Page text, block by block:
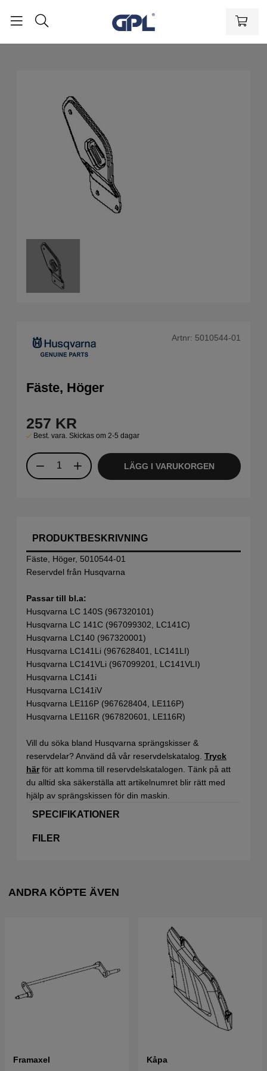
Artnr: 5010544-01
Fäste, Höger
257 KR
Best. vara. Skickas om 2-5 dagar
LÄGG I VARUKORGEN
PRODUKTBESKRIVNING
Fäste, Höger, 5010544-01
Reservdel från Husqvarna
Passar till bl.a:
Husqvarna LC 140S (967320101)
Husqvarna LC 141C (967099302, LC141C)
Husqvarna LC140 (967320001)
Husqvarna LC141Li (967628401, LC141LI)
Husqvarna LC141VLi (967099201, LC141VLI)
Husqvarna LC141i
Husqvarna LC141iV
Husqvarna LE116P (967628404, LE116P)
Husqvarna LE116R (967820601, LE116R)
Vill du söka bland Husqvarna sprängskisser &
reservdelar? Använd då vår reservdelskatalog. Tryck
härför att komma till reservdelskatalogen. Tänk på att
du alltid ska säkerställa att artikelnumret blir rätt med
hjälp av sprängskissen för din maskin.
SPECIFIKATIONER
FILER
ANDRA KÖPTE ÄVEN
Framaxel Kåpa